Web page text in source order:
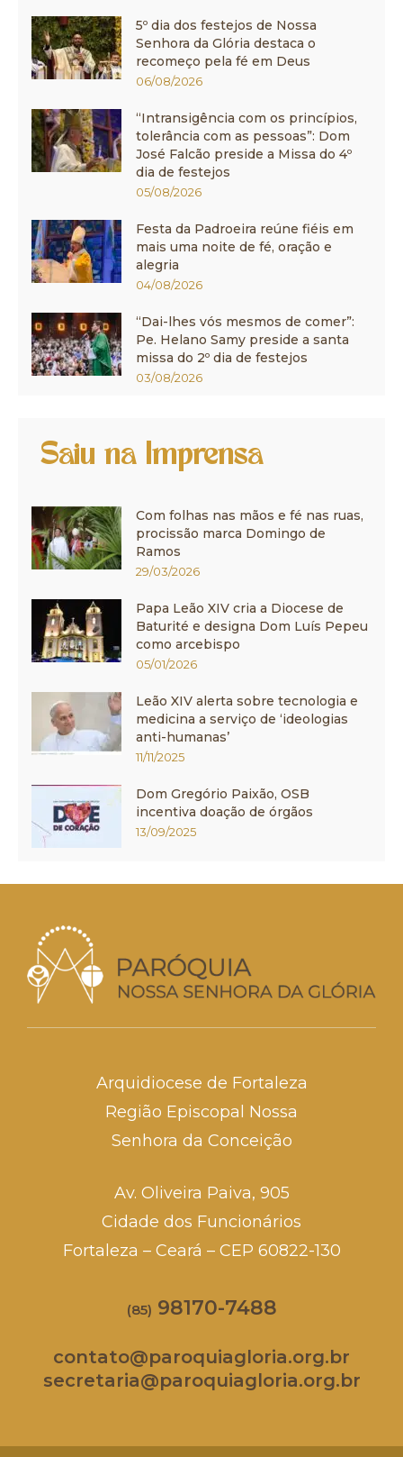
5º dia dos festejos de Nossa
Senhora da Glória destaca o
recomeço pela fé em Deus
06/08/2026
“Intransigência com os princípios,
tolerância com as pessoas”: Dom
José Falcão preside a Missa do 4º
dia de festejos
05/08/2026
Festa da Padroeira reúne fiéis em
mais uma noite de fé, oração e
alegria
04/08/2026
“Dai-lhes vós mesmos de comer”:
Pe. Helano Samy preside a santa
missa do 2º dia de festejos
03/08/2026
Saiu na Imprensa
Com folhas nas mãos e fé nas ruas,
procissão marca Domingo de
Ramos
29/03/2026
Papa Leão XIV cria a Diocese de
Baturité e designa Dom Luís Pepeu
como arcebispo
05/01/2026
Leão XIV alerta sobre tecnologia e
medicina a serviço de ‘ideologias
anti-humanas’
11/11/2025
Dom Gregório Paixão, OSB
incentiva doação de órgãos
13/09/2025
Arquidiocese de Fortaleza
Região Episcopal Nossa
Senhora da Conceição
Av. Oliveira Paiva, 905
Cidade dos Funcionários
Fortaleza – Ceará – CEP 60822-130
(85) 98170-7488
contato@paroquiagloria.org.br
secretaria@paroquiagloria.org.br